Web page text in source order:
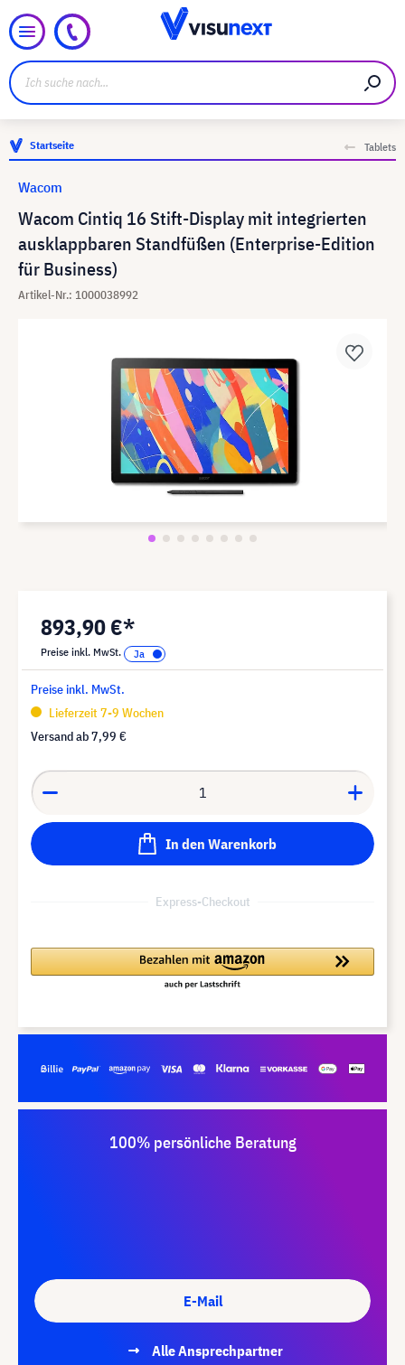
Startseite Tablets
Wacom Cintiq 16 Stift-Display mit integrierten
ausklappbaren Standfüßen (Enterprise-Edition
für Business)
Artikel-Nr.: 1000038992
Wacom
893,90 €*
Preise inkl. MwSt.
Preise inkl. MwSt.
Lieferzeit 7-9 Wochen
Versand ab7,99 €
In den Warenkorb
Express-Checkout
100% persönliche Beratung
E-Mail
Alle Ansprechpartner